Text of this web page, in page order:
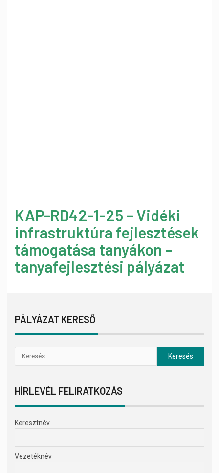
KAP-RD42-1-25 – Vidéki
infrastruktúra fejlesztések
támogatása tanyákon –
tanyafejlesztési pályázat
PÁLYÁZAT KERESŐ
HÍRLEVÉL FELIRATKOZÁS
Keresztnév
Vezetéknév